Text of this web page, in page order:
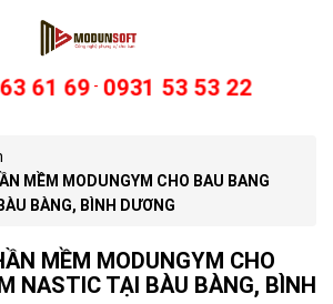
61 69 - 0931 53 53 22
MỀM MODUNGYM CHO BAU BANG
BÀNG, BÌNH DƯƠNG
MỀM MODUNGYM CHO
NASTIC TẠI BÀU BÀNG, BÌNH